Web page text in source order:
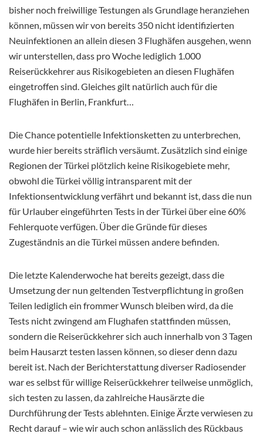
bisher noch freiwillige Testungen als Grundlage heranziehen
können, müssen wir von bereits 350 nicht identifizierten
Neuinfektionen an allein diesen 3 Flughäfen ausgehen, wenn
wir unterstellen, dass pro Woche lediglich 1.000
Reiserückkehrer aus Risikogebieten an diesen Flughäfen
eingetroffen sind. Gleiches gilt natürlich auch für die
Flughäfen in Berlin, Frankfurt…
Die Chance potentielle Infektionsketten zu unterbrechen,
wurde hier bereits sträflich versäumt. Zusätzlich sind einige
Regionen der Türkei plötzlich keine Risikogebiete mehr,
obwohl die Türkei völlig intransparent mit der
Infektionsentwicklung verfährt und bekannt ist, dass die nun
für Urlauber eingeführten Tests in der Türkei über eine 60%
Fehlerquote verfügen. Über die Gründe für dieses
Zugeständnis an die Türkei müssen andere befinden.
Die letzte Kalenderwoche hat bereits gezeigt, dass die
Umsetzung der nun geltenden Testverpflichtung in großen
Teilen lediglich ein frommer Wunsch bleiben wird, da die
Tests nicht zwingend am Flughafen stattfinden müssen,
sondern die Reiserückkehrer sich auch innerhalb von 3 Tagen
beim Hausarzt testen lassen können, so dieser denn dazu
bereit ist. Nach der Berichterstattung diverser Radiosender
war es selbst für willige Reiserückkehrer teilweise unmöglich,
sich testen zu lassen, da zahlreiche Hausärzte die
Durchführung der Tests ablehnten. Einige Ärzte verwiesen zu
Recht darauf – wie wir auch schon anlässlich des Rückbaus